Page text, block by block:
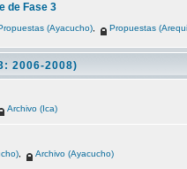
de Fase 3
(Ayacucho)
Propuestas
2006-2008)
Archivo (Ica)
Archivo (Ayacucho)